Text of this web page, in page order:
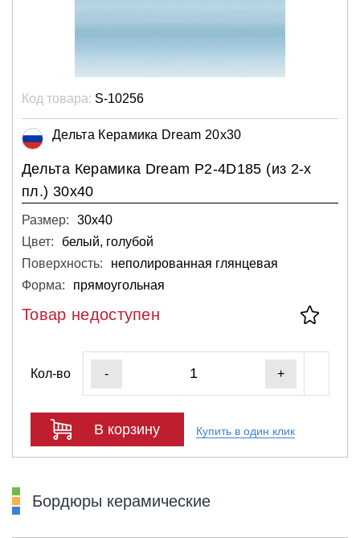
Код товара: S-10256
Дельта Керамика Dream 20x30
Дельта Керамика Dream P2-4D185 (из 2-х
пл.) 30x40
Размер:
30х40
Цвет:
белый, голубой
Поверхность:
неполированная глянцевая
Форма:
прямоугольная
Товар недоступен
Кол-во - +
В корзину Купить в один клик
Бордюры керамические